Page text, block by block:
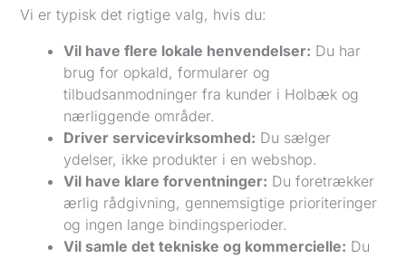
Vi er typisk det rigtige valg, hvis du:
Vil have flere lokale henvendelser: Du har
brug for opkald, formularer og
tilbudsanmodninger fra kunder i Holbæk og
nærliggende områder.
Driver servicevirksomhed: Du sælger
ydelser, ikke produkter i en webshop.
Vil have klare forventninger: Du foretrækker
ærlig rådgivning, gennemsigtige prioriteringer
og ingen lange bindingsperioder.
Vil samle det tekniske og kommercielle: Du